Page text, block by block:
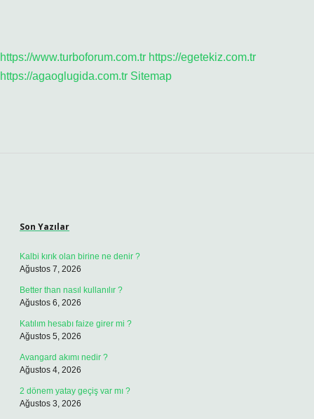
https://www.turboforum.com.tr https://egetekiz.com.tr
https://agaoglugida.com.tr Sitemap
Son Yazılar
Kalbi kırık olan birine ne denir ?
Ağustos 7, 2026
Better than nasıl kullanılır ?
Ağustos 6, 2026
Katılım hesabı faize girer mi ?
Ağustos 5, 2026
Avangard akımı nedir ?
Ağustos 4, 2026
2 dönem yatay geçiş var mı ?
Ağustos 3, 2026